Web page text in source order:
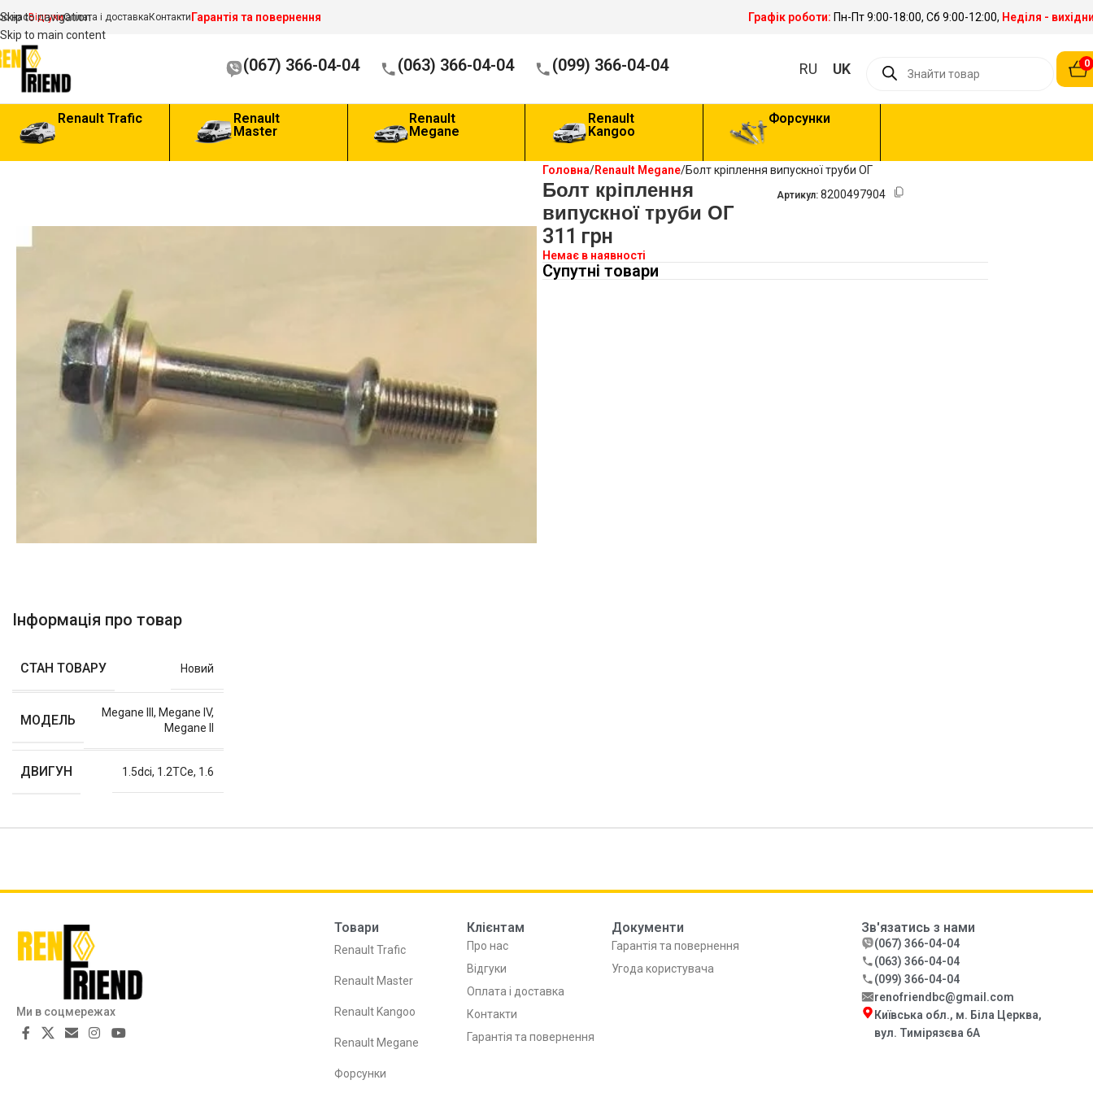
Skip to navigation
Skip to main content
насВідгукиОплата і доставка КонтактиГарантія та повернення Графік роботи: Пн-Пт 9:00-18:00, Сб 9:00-12:00, Неділя -
(067) 366-04-04 (063) 366-04-04 (099) 366-04-04 RU UK 0
Renault Trafic
Renault
Master
Renault
Megane
Renault
Kangoo
Форсунки
Інформація про товар
СТАН ТОВАРУ Новий
МОДЕЛЬ Megane III , Megane IV,
Megane II
ДВИГУН 1.5dci, 1.2TCe, 1.6
Головна Renault Megane Болт кріплення випускної труби ОГ
Болт кріплення
випускної труби ОГ
Артикул: 8200497904
311 грн
Немає в наявності
Супутні товари
Ми в соцмережах
Товари
Renault Trafic
Renault Master
Renault Kangoo
Renault Megane
Форсунки
Клієнтам
Про нас
Відгуки
Оплата і доставка
Контакти
Гарантія та повернення
Документи
Гарантія та повернення
Угода користувача
Зв'язатись з нами
(067) 366-04-04
(063) 366-04-04
(099) 366-04-04
renofriendbc@gmail.com
Київська обл., м. Біла Церква,
вул. Тимірязєва 6А